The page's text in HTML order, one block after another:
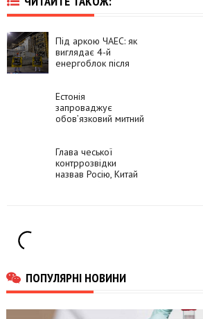
Під аркою ЧАЕС: як
виглядає 4-й
енергоблок після
Естонія
запроваджує
обов’язковий митний
кордон РФ
Глава чеської
контррозвідки
назвав Росію, Китай
ПОПУЛЯРНІ НОВИНИ